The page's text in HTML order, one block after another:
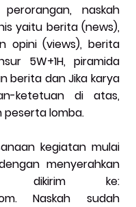
naskah
yaitu berita (news),
opini (views), berita
5W+1H, piramida
berita dan Jika karya
ketetuan di atas,
peserta lomba.
kegiatan mulai
menyerahkan
dikirim ke:
Naskah sudah